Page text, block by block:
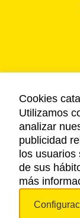
Copyright ©
Cookies
Utilizamos
analizar
publicidad
los
de sus
más